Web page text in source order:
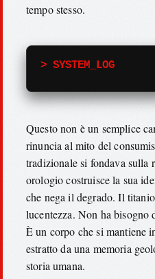
tempo stesso.
> SYSTEM_LOG
Questo non è un semplice
rinuncia al mito del
tradizionale si fondava sulla
orologio costruisce la sua
che nega il degrado. Il
lucentezza. Non ha bisogno
È un corpo che si mantiene
estratto da una memoria
storia umana.